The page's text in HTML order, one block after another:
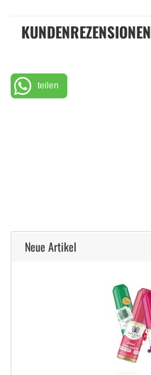
KUNDENREZENSIONEN
teilen
Neue Artikel